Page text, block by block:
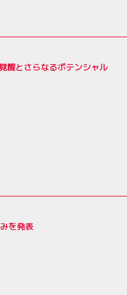
醒とさらなるポテンシャル
を発表